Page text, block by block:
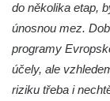
náměstí v
Sousoší
Českých
Pomník
do několika etap,
únosnou mez.
programy
účely, ale
riziku třeba i